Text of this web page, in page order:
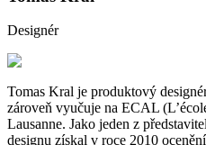
Designér
Tomas Kral je produktový
zároveň vyučuje na ECAL
Lausanne. Jako jeden z
designu získal v roce 2010